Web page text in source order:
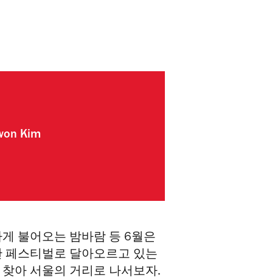
Kim
불어오는 밤바람 등 6월은
페스티벌로 달아오르고 있는
아 서울의 거리로 나서보자.